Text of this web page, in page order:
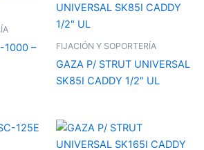
1000 –
FIJACIÓN Y SOPORTERÍA
GAZA P/ STRUT UNIVERSAL
SK85I CADDY 1/2″ UL